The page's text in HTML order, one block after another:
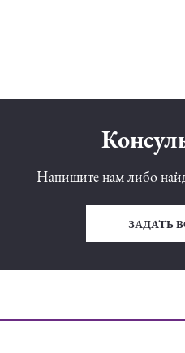
Напишите нам либо
ЗАДАТЬ